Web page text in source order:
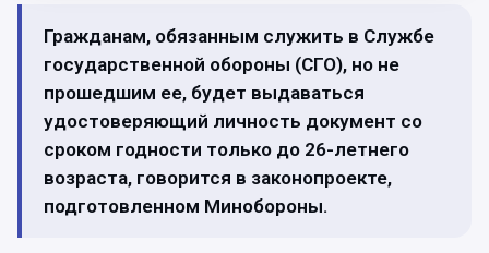
Гражданам, обязанным служить в Службе
государственной обороны (СГО), но не
прошедшим ее, будет выдаваться
удостоверяющий личность документ со
сроком годности только до 26-летнего
возраста, говорится в законопроекте,
подготовленном Минобороны.